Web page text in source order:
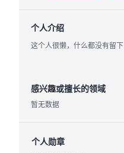
个人介绍
这个人很懒，什么都没有留下
感兴趣或擅长的领域
暂无数据
个人勋章